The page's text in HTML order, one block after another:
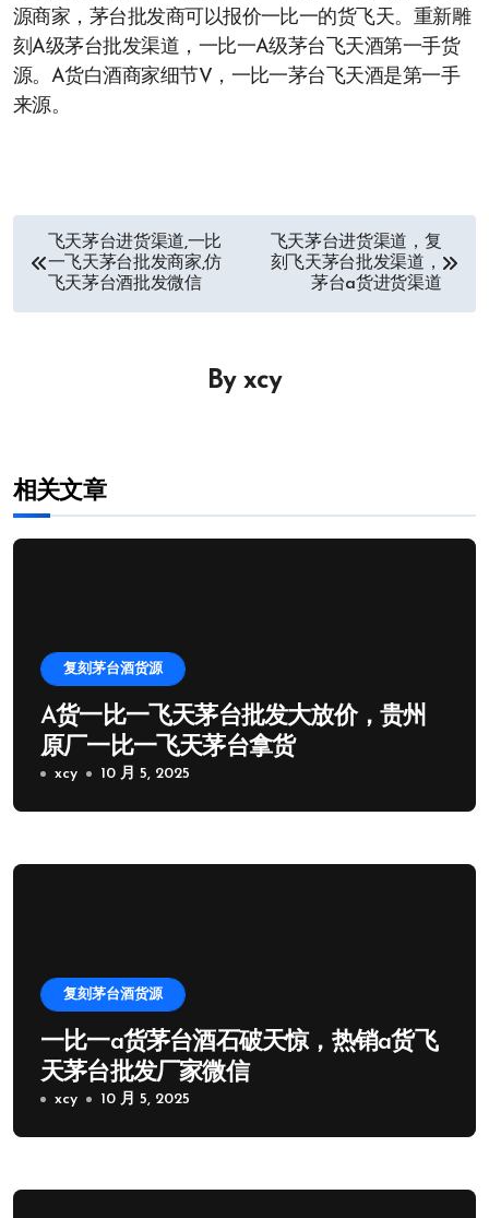
源商家，茅台批发商可以报价一比一的货飞天。重新雕
刻A级茅台批发渠道，一比一A级茅台飞天酒第一手货
源。A货白酒商家细节V，一比一茅台飞天酒是第一手
来源。
飞天茅台进货渠道,一比
一飞天茅台批发商家,仿
飞天茅台酒批发微信
飞天茅台进货渠道，复
刻飞天茅台批发渠道，
茅台a货进货渠道
By xcy
相关文章
复刻茅台酒货源
A货一比一飞天茅台批发大放价，贵州
原厂一比一飞天茅台拿货
xcy 10 月 5, 2025
复刻茅台酒货源
一比一a货茅台酒石破天惊，热销a货飞
天茅台批发厂家微信
xcy 10 月 5, 2025